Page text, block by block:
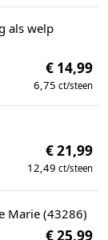
als welp
€ 14,99
6,75 ct/steen
€ 21,99
12,49 ct/steen
Marie (43286)
€ 25,99